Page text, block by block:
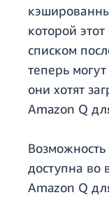
которой
списком
теперь
они хотят
Amazon Q
доступна во
Amazon Q